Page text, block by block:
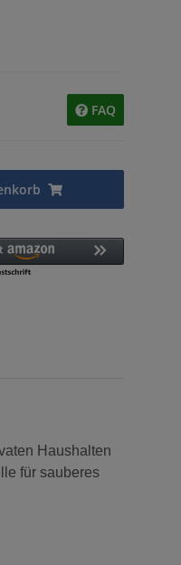
FAQ
Haushalten
für sauberes